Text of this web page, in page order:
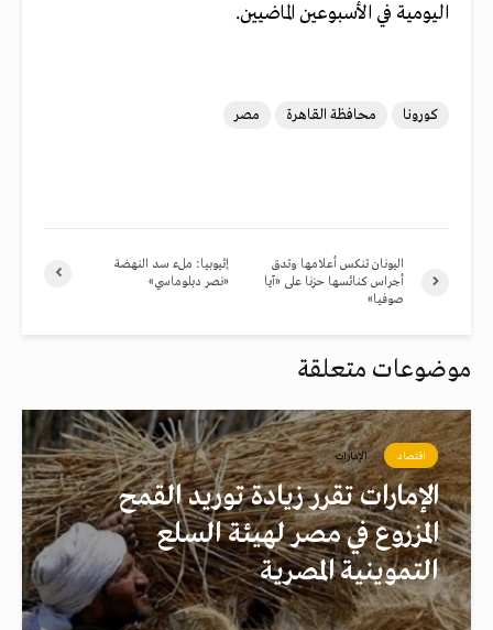
اليومية في الأسبوعين الماضيين.
كورونا محافظة القاهرة مصر
إثيوبيا: ملء سد النهضة
«نصر دبلوماسي»
اليونان تنكس أعلامها وتدق
أجراس كنائسها حزنا على «آيا
صوفيا»
موضوعات متعلقة
اقتصاد الإمارات
الإمارات تقرر زيادة توريد القمح
المزروع في مصر لهيئة السلع
التموينية المصرية